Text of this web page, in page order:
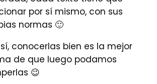
por sí mismo, con sus
normas 🙂
sí, conocerlas bien es la mejor
de que luego podamos
😉